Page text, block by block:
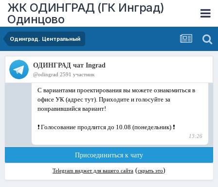
ЖК ОДИНГРАД (ГК Инград)
Одинцово
Одинград. Центральный